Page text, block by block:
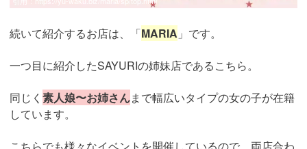
続いて紹介するお店は、「MARIA 」です。
一つ目に紹介したSAYURIの姉妹店であるこちら。
同じく 素人娘〜お姉さんまで幅広いタイプの女の子が在籍
しています。